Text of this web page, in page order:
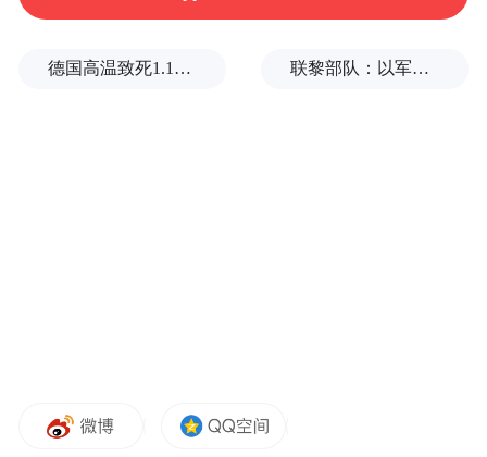
德国高温致死1.19万人，为2016年来最高纪录 联黎部队：以军单日向黎发射113枚炮弹